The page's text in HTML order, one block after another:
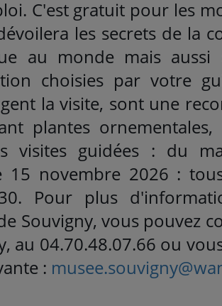
C'est gratuit pour les
les secrets de la
au monde mais aussi
choisies par votre
la visite, sont une
plantes ornementales,
visites guidées : du
15 novembre 2026 :
Pour plus
Souvigny, vous pouvez
au 04.70.48.07.66 ou
: